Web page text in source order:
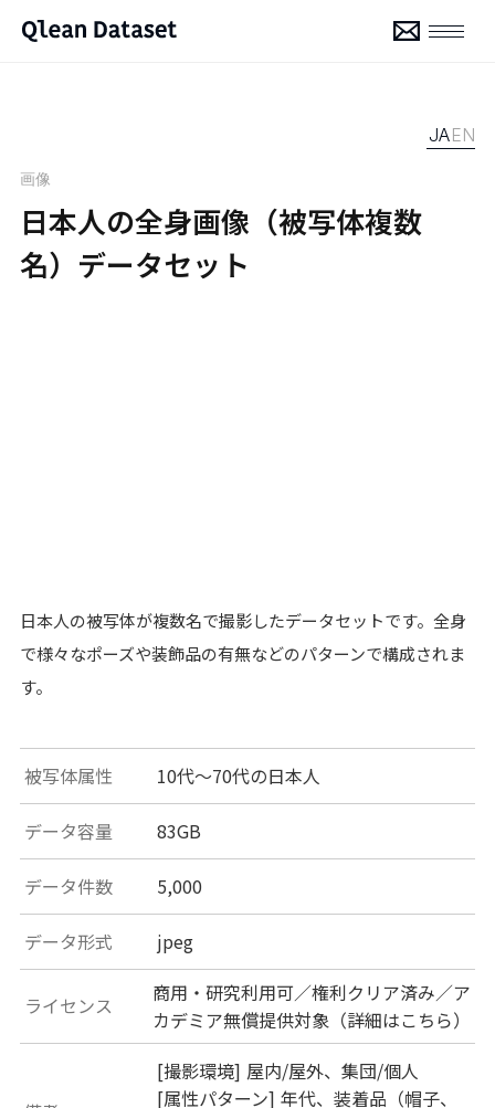
JAEN
画像
日本人の全身画像（被写体複数
名）データセット
日本人の被写体が複数名で撮影したデータセットです。全身
で様々なポーズや装飾品の有無などのパターンで構成されま
す。
被写体属性 10代〜70代の日本人
データ容量 83GB
データ件数 5,000
データ形式 jpeg
ライセンス
商用・研究利用可／権利クリア済み／ア
カデミア無償提供対象（詳細はこちら）
[撮影環境] 屋内/屋外、集団/個人
[属性パターン] 年代、装着品（帽子、